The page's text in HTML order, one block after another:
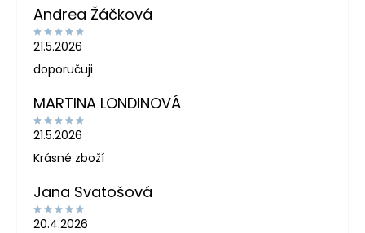
Andrea Žáčková
21.5.2026
doporučuji
MARTINA LONDINOVÁ
21.5.2026
Krásné zboží
Jana Svatošová
20.4.2026